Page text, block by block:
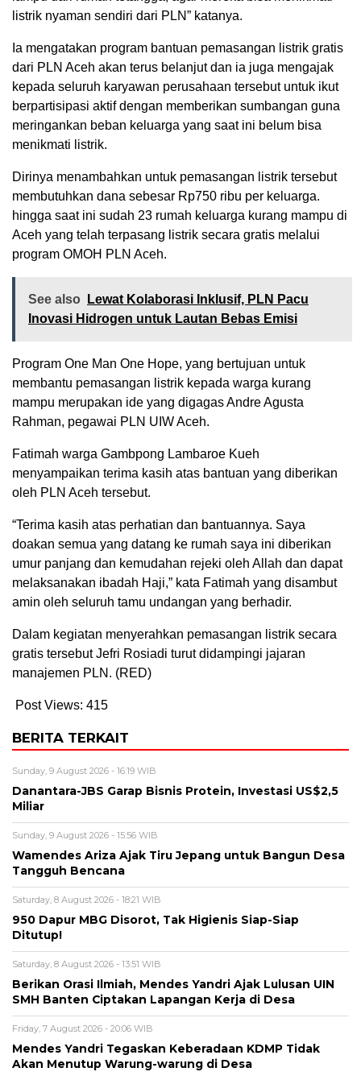
listrik nyaman sendiri dari PLN” katanya.
Ia mengatakan program bantuan pemasangan listrik gratis
dari PLN Aceh akan terus belanjut dan ia juga mengajak
kepada seluruh karyawan perusahaan tersebut untuk ikut
berpartisipasi aktif dengan memberikan sumbangan guna
meringankan beban keluarga yang saat ini belum bisa
menikmati listrik.
Dirinya menambahkan untuk pemasangan listrik tersebut
membutuhkan dana sebesar Rp750 ribu per keluarga.
hingga saat ini sudah 23 rumah keluarga kurang mampu di
Aceh yang telah terpasang listrik secara gratis melalui
program OMOH PLN Aceh.
See also
Lewat Kolaborasi Inklusif, PLN Pacu
Inovasi Hidrogen untuk Lautan Bebas Emisi
Program One Man One Hope, yang bertujuan untuk
membantu pemasangan listrik kepada warga kurang
mampu merupakan ide yang digagas Andre Agusta
Rahman, pegawai PLN UIW Aceh.
Fatimah warga Gambpong Lambaroe Kueh
menyampaikan terima kasih atas bantuan yang diberikan
oleh PLN Aceh tersebut.
“Terima kasih atas perhatian dan bantuannya. Saya
doakan semua yang datang ke rumah saya ini diberikan
umur panjang dan kemudahan rejeki oleh Allah dan dapat
melaksanakan ibadah Haji,” kata Fatimah yang disambut
amin oleh seluruh tamu undangan yang berhadir.
Dalam kegiatan menyerahkan pemasangan listrik secara
gratis tersebut Jefri Rosiadi turut didampingi jajaran
manajemen PLN. (RED)
Post Views: 415
BERITA TERKAIT
Sunday, 9 August 2026 - 16:19 WIB
Danantara-JBS Garap Bisnis Protein, Investasi US$2,5
Miliar
Sunday, 9 August 2026 - 15:56 WIB
Wamendes Ariza Ajak Tiru Jepang untuk Bangun Desa
Tangguh Bencana
Saturday, 8 August 2026 - 18:21 WIB
950 Dapur MBG Disorot, Tak Higienis Siap-Siap
Ditutup!
Saturday, 8 August 2026 - 13:51 WIB
Berikan Orasi Ilmiah, Mendes Yandri Ajak Lulusan UIN
SMH Banten Ciptakan Lapangan Kerja di Desa
Friday, 7 August 2026 - 20:06 WIB
Mendes Yandri Tegaskan Keberadaan KDMP Tidak
Akan Menutup Warung-warung di Desa